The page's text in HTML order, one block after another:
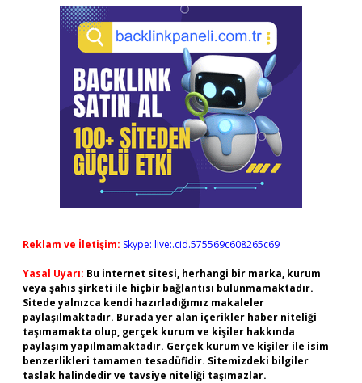
Reklam ve İletişim: Skype: live:.cid.575569c608265c69
Yasal Uyarı: Bu internet sitesi, herhangi bir marka, kurum
veya şahıs şirketi ile hiçbir bağlantısı bulunmamaktadır.
Sitede yalnızca kendi hazırladığımız makaleler
paylaşılmaktadır. Burada yer alan içerikler haber niteliği
taşımamakta olup, gerçek kurum ve kişiler hakkında
paylaşım yapılmamaktadır. Gerçek kurum ve kişiler ile isim
benzerlikleri tamamen tesadüfidir. Sitemizdeki bilgiler
taslak halindedir ve tavsiye niteliği taşımazlar.